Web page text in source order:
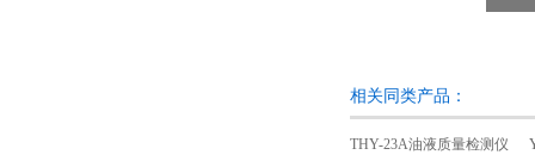
相关同类产品：
THY-23A油液质量检测仪